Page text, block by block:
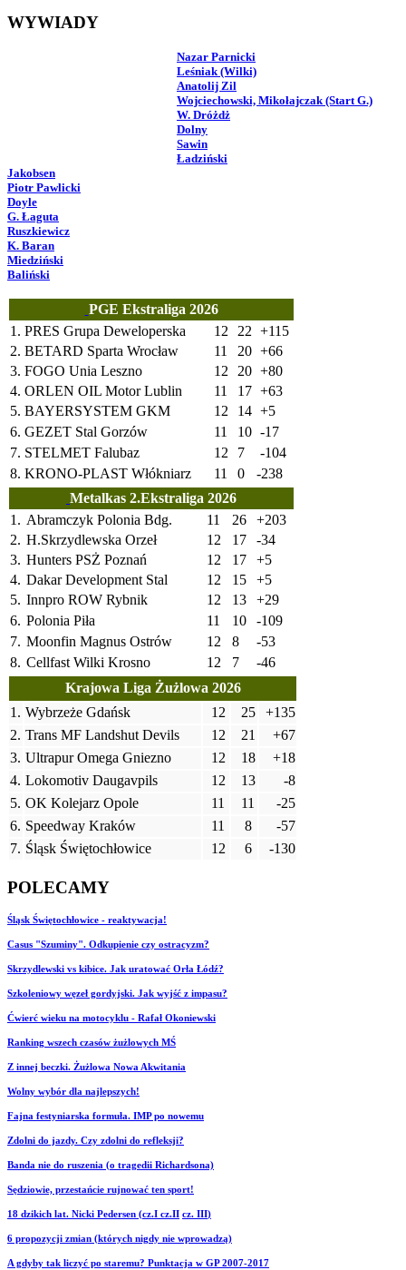
WYWIADY
Nazar Parnicki
Leśniak (Wilki)
Anatolij Zil
Wojciechowski, Mikołajczak (Start G.)
W. Dróżdż
Dolny
Sawin
Ładziński
Jakobsen
Piotr Pawlicki
Doyle
G. Łaguta
Ruszkiewicz
K. Baran
Miedziński
Baliński
PGE Ekstraliga 2026
1. PRES Grupa Deweloperska 12 22 +115
2. BETARD Sparta Wrocław 11 20 +66
3. FOGO Unia Leszno 12 20 +80
4. ORLEN OIL Motor Lublin 11 17 +63
5. BAYERSYSTEM GKM 12 14 +5
6. GEZET Stal Gorzów 11 10 -17
7. STELMET Falubaz 12 7
-104
8. KRONO-PLAST Włókniarz 11 0
-238
Metalkas 2.Ekstraliga 2026
1. Abramczyk Polonia Bdg. 11 26
+203
2. H.Skrzydlewska Orzeł 12 17
-34
3. Hunters PSŻ Poznań 12 17
+5
4. Dakar Development Stal 12 15
+5
5. Innpro ROW Rybnik 12 13
+29
6. Polonia Piła 11 10
-109
7. Moonfin Magnus Ostrów 12 8
-53
8. Cellfast Wilki Krosno 12 7
-46
Krajowa Liga Żużlowa 2026
1. Wybrzeże Gdańsk 12 25
+135
2. Trans MF Landshut Devils 12 21
+67
3. Ultrapur Omega Gniezno 12 18
+18
4. Lokomotiv Daugavpils 12 13
-8
5. OK Kolejarz Opole 11 11
-25
6. Speedway Kraków 11 8
-57
7. Śląsk Świętochłowice 12 6 -130
POLECAMY
Śląsk Świętochłowice - reaktywacja!
Casus "Szuminy". Odkupienie czy ostracyzm?
Skrzydlewski vs kibice. Jak uratować Orła Łódź?
Szkoleniowy węzeł gordyjski. Jak wyjść z impasu?
Ćwierć wieku na motocyklu - Rafał Okoniewski
Ranking wszech czasów żużlowych MŚ
Z innej beczki. Żużlowa Nowa Akwitania
Wolny wybór dla najlepszych!
Fajna festyniarska formuła. IMP po nowemu
Zdolni do jazdy. Czy zdolni do refleksji?
Banda nie do ruszenia (o tragedii Richardsona)
Sędziowie, przestańcie rujnować ten sport!
18 dzikich lat. Nicki Pedersen (cz.I cz.II cz. III)
6 propozycji zmian (których nigdy nie wprowadzą)
A gdyby tak liczyć po staremu? Punktacja w GP 2007-2017